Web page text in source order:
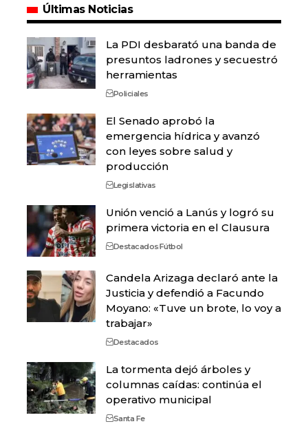
Últimas Noticias
La PDI desbarató una banda de
presuntos ladrones y secuestró
herramientas
Policiales
El Senado aprobó la
emergencia hídrica y avanzó
con leyes sobre salud y
producción
Legislativas
Unión venció a Lanús y logró su
primera victoria en el Clausura
DestacadosFútbol
Candela Arizaga declaró ante la
Justicia y defendió a Facundo
Moyano: «Tuve un brote, lo voy a
trabajar»
Destacados
La tormenta dejó árboles y
columnas caídas: continúa el
operativo municipal
Santa Fe